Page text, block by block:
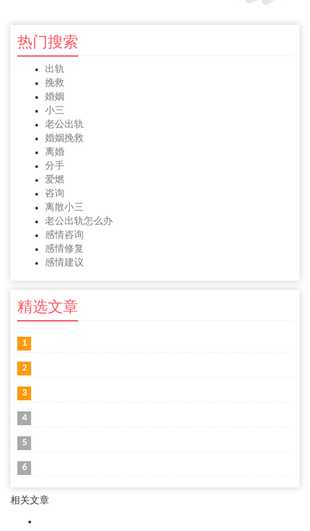
热门搜索
出轨
挽救
婚姻
小三
老公出轨
婚姻挽救
离婚
分手
爱燃
咨询
离散小三
老公出轨怎么办
感情咨询
感情修复
感情建议
精选文章
1
2
3
4
5
6
相关文章